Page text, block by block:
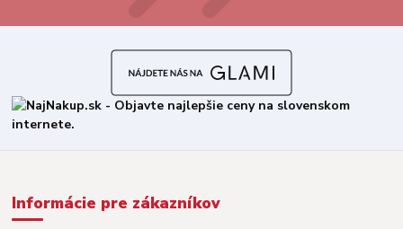
Informácie pre zákazníkov